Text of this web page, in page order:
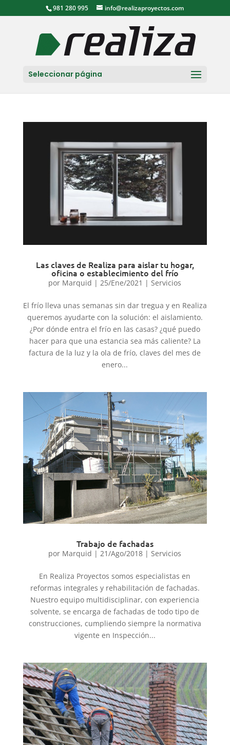
981 280 995 info@realizaproyectos.com
Seleccionar página
Las claves de Realiza para aislar tu hogar,
oficina o establecimiento del frío
por Marquid |25/Ene/2021 |Servicios
El frío lleva unas semanas sin dar tregua y en Realiza
queremos ayudarte con la solución: el aislamiento.
¿Por dónde entra el frío en las casas? ¿qué puedo
hacer para que una estancia sea más caliente? La
factura de la luz y la ola de frío, claves del mes de
enero...
Trabajo de fachadas
por Marquid |21/Ago/2018 |Servicios
En Realiza Proyectos somos especialistas en
reformas integrales y rehabilitación de fachadas.
Nuestro equipo multidisciplinar, con experiencia
solvente, se encarga de fachadas de todo tipo de
construcciones, cumpliendo siempre la normativa
vigente en Inspección...